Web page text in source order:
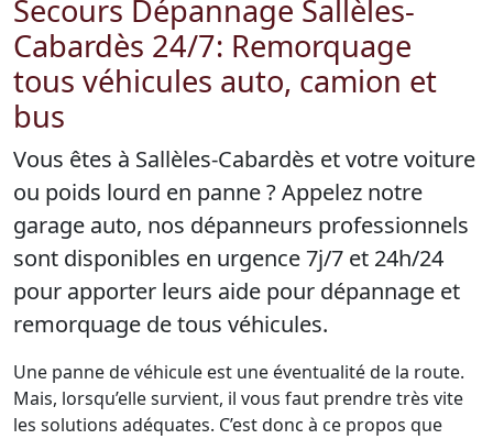
Secours Dépannage Sallèles-
Cabardès 24/7: Remorquage
tous véhicules auto, camion et
bus
Vous êtes à Sallèles-Cabardès et votre voiture
ou poids lourd en panne ? Appelez notre
garage auto, nos dépanneurs professionnels
sont disponibles en urgence 7j/7 et 24h/24
pour apporter leurs aide pour dépannage et
remorquage de tous véhicules.
Une panne de véhicule est une éventualité de la route.
Mais, lorsqu’elle survient, il vous faut prendre très vite
les solutions adéquates. C’est donc à ce propos que